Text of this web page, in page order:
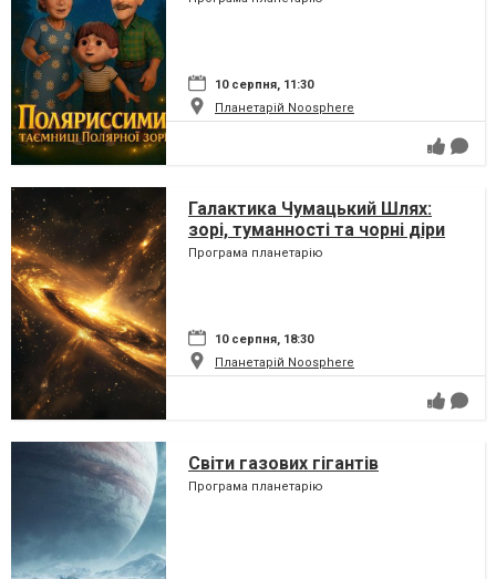
10 серпня, 11:30
Планетарій Noosphere
Галактика Чумацький Шлях:
зорі, туманності та чорні діри
Програма планетарію
10 серпня, 18:30
Планетарій Noosphere
Світи газових гігантів
Програма планетарію